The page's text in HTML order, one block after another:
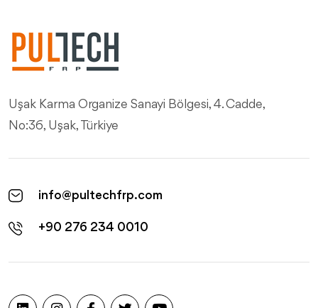
Uşak Karma Organize Sanayi Bölgesi, 4. Cadde,
No:36, Uşak, Türkiye
info@pultechfrp.com
+90 276 234 0010